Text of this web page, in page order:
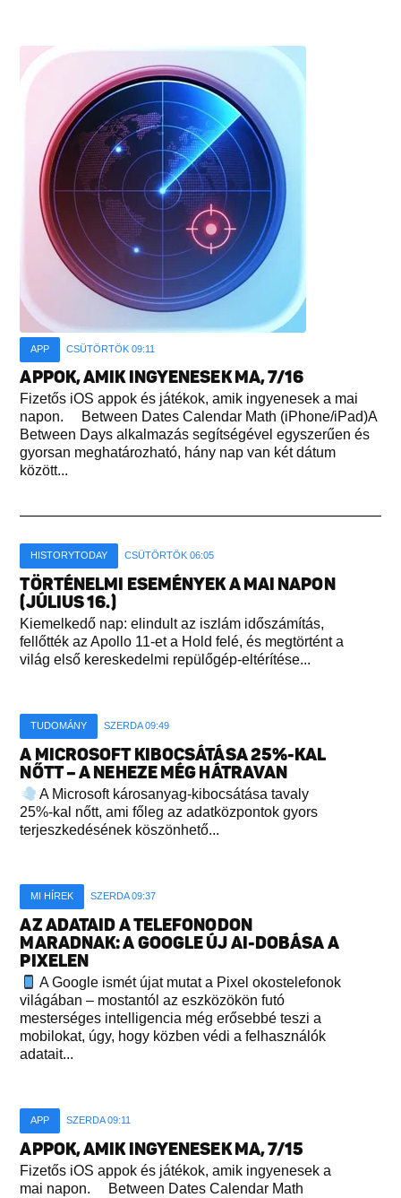
APP CSÜTÖRTÖK 09:11
APPOK, AMIK INGYENESEK MA, 7/16
Fizetős iOS appok és játékok, amik ingyenesek a mai
napon. Between Dates Calendar Math (iPhone/iPad)A
Between Days alkalmazás segítségével egyszerűen és
gyorsan meghatározható, hány nap van két dátum
között...
HISTORYTODAY CSÜTÖRTÖK 06:05
TÖRTÉNELMI ESEMÉNYEK A MAI NAPON
(JÚLIUS 16.)
Kiemelkedő nap: elindult az iszlám időszámítás,
fellőtték az Apollo 11-et a Hold felé, és megtörtént a
világ első kereskedelmi repülőgép-eltérítése...
TUDOMÁNY SZERDA 09:49
A MICROSOFT KIBOCSÁTÁSA 25%-KAL
NŐTT – A NEHEZE MÉG HÁTRAVAN
A Microsoft károsanyag-kibocsátása tavaly
25%-kal nőtt, ami főleg az adatközpontok gyors
terjeszkedésének köszönhető...
MI HÍREK SZERDA 09:37
AZ ADATAID A TELEFONODON
MARADNAK: A GOOGLE ÚJ AI-DOBÁSA A
PIXELEN
A Google ismét újat mutat a Pixel okostelefonok
világában – mostantól az eszközökön futó
mesterséges intelligencia még erősebbé teszi a
mobilokat, úgy, hogy közben védi a felhasználók
adatait...
APP SZERDA 09:11
APPOK, AMIK INGYENESEK MA, 7/15
Fizetős iOS appok és játékok, amik ingyenesek a
mai napon. Between Dates Calendar Math